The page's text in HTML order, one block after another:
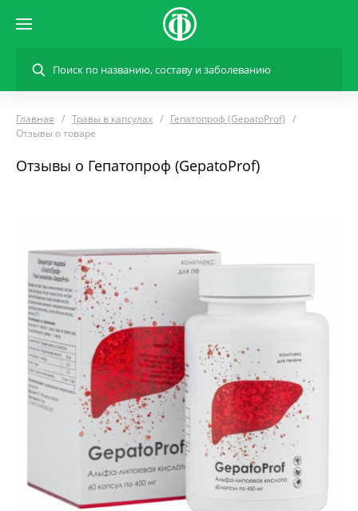
Главная Травы в капсулах
Гепатопроф (GepatoProf)
Отзывы о товаре
Отзывы о Гепатопроф (GepatoProf)